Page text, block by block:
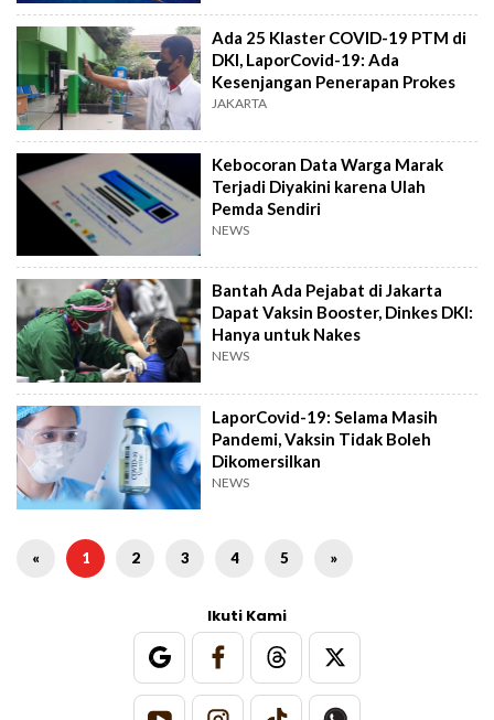
Ada 25 Klaster COVID-19 PTM di
DKI, LaporCovid-19: Ada
Kesenjangan Penerapan Prokes
JAKARTA
Kebocoran Data Warga Marak
Terjadi Diyakini karena Ulah
Pemda Sendiri
NEWS
Bantah Ada Pejabat di Jakarta
Dapat Vaksin Booster, Dinkes DKI:
Hanya untuk Nakes
NEWS
LaporCovid-19: Selama Masih
Pandemi, Vaksin Tidak Boleh
Dikomersilkan
NEWS
« 1 2 3 4 5 »
Ikuti Kami